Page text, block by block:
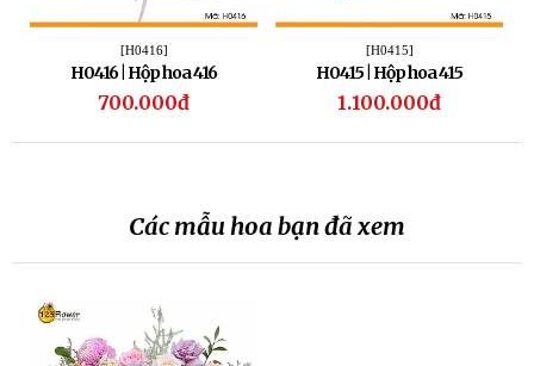
[H0416]
H0416 | Hộp hoa 416
700.000đ
[H0415]
H0415 | Hộp hoa 415
1.100.000đ
Các mẫu hoa bạn đã xem